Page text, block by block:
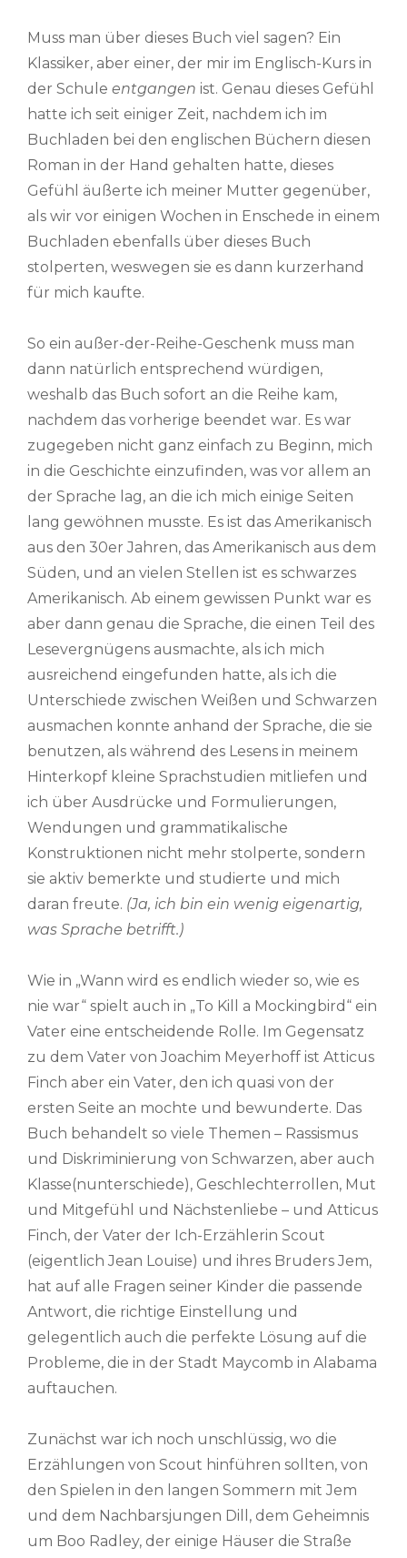
Muss man über dieses Buch viel sagen? Ein
Klassiker, aber einer, der mir im Englisch-Kurs in
der Schule entgangen ist. Genau dieses Gefühl
hatte ich seit einiger Zeit, nachdem ich im
Buchladen bei den englischen Büchern diesen
Roman in der Hand gehalten hatte, dieses
Gefühl äußerte ich meiner Mutter gegenüber,
als wir vor einigen Wochen in Enschede in einem
Buchladen ebenfalls über dieses Buch
stolperten, weswegen sie es dann kurzerhand
für mich kaufte.
So ein außer-der-Reihe-Geschenk muss man
dann natürlich entsprechend würdigen,
weshalb das Buch sofort an die Reihe kam,
nachdem das vorherige beendet war. Es war
zugegeben nicht ganz einfach zu Beginn, mich
in die Geschichte einzufinden, was vor allem an
der Sprache lag, an die ich mich einige Seiten
lang gewöhnen musste. Es ist das Amerikanisch
aus den 30er Jahren, das Amerikanisch aus dem
Süden, und an vielen Stellen ist es schwarzes
Amerikanisch. Ab einem gewissen Punkt war es
aber dann genau die Sprache, die einen Teil des
Lesevergnügens ausmachte, als ich mich
ausreichend eingefunden hatte, als ich die
Unterschiede zwischen Weißen und Schwarzen
ausmachen konnte anhand der Sprache, die sie
benutzen, als während des Lesens in meinem
Hinterkopf kleine Sprachstudien mitliefen und
ich über Ausdrücke und Formulierungen,
Wendungen und grammatikalische
Konstruktionen nicht mehr stolperte, sondern
sie aktiv bemerkte und studierte und mich
daran freute. (Ja, ich bin ein wenig eigenartig,
was Sprache betrifft.)
Wie in „Wann wird es endlich wieder so, wie es
nie war“ spielt auch in „To Kill a Mockingbird“ ein
Vater eine entscheidende Rolle. Im Gegensatz
zu dem Vater von Joachim Meyerhoff ist Atticus
Finch aber ein Vater, den ich quasi von der
ersten Seite an mochte und bewunderte. Das
Buch behandelt so viele Themen – Rassismus
und Diskriminierung von Schwarzen, aber auch
Klasse(nunterschiede), Geschlechterrollen, Mut
und Mitgefühl und Nächstenliebe – und Atticus
Finch, der Vater der Ich-Erzählerin Scout
(eigentlich Jean Louise) und ihres Bruders Jem,
hat auf alle Fragen seiner Kinder die passende
Antwort, die richtige Einstellung und
gelegentlich auch die perfekte Lösung auf die
Probleme, die in der Stadt Maycomb in Alabama
auftauchen.
Zunächst war ich noch unschlüssig, wo die
Erzählungen von Scout hinführen sollten, von
den Spielen in den langen Sommern mit Jem
und dem Nachbarsjungen Dill, dem Geheimnis
um Boo Radley, der einige Häuser die Straße